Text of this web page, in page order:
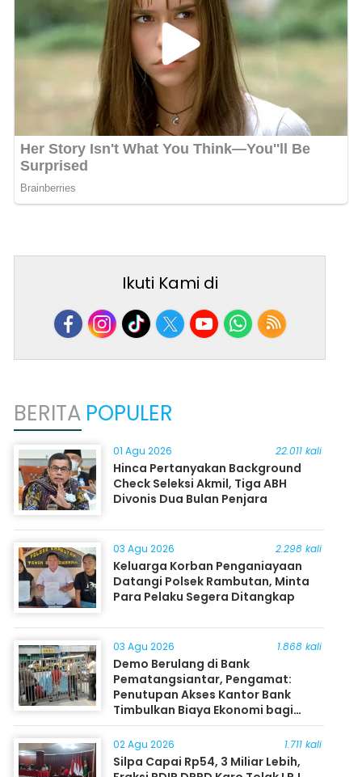
Ikuti Kami di
BERITA POPULER
01 Agu 2026 22.011 kali
Hinca Pertanyakan Background
Check Seleksi Akmil, Tiga ABH
Divonis Dua Bulan Penjara
03 Agu 2026 2.298 kali
Keluarga Korban Penganiayaan
Datangi Polsek Rambutan, Minta
Para Pelaku Segera Ditangkap
03 Agu 2026 1.868 kali
Demo Berulang di Bank
Pematangsiantar, Pengamat:
Penutupan Akses Kantor Bank
Timbulkan Biaya Ekonomi bagi
Masyarakat
02 Agu 2026 1.711 kali
Silpa Capai Rp54, 3 Miliar Lebih,